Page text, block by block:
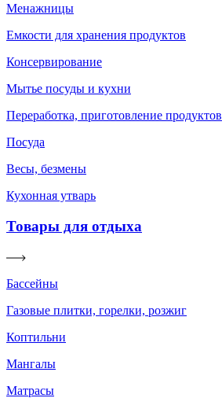
Менажницы
Емкости для хранения продуктов
Консервирование
Мытье посуды и кухни
Переработка, приготовление продуктов
Посуда
Весы, безмены
Кухонная утварь
Товары для отдыха
Бассейны
Газовые плитки, горелки, розжиг
Коптильни
Мангалы
Матрасы